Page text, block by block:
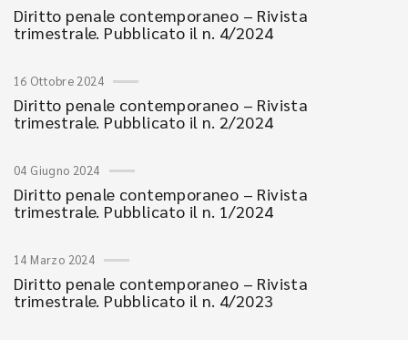
Diritto penale contemporaneo – Rivista
trimestrale. Pubblicato il n. 4/2024
16 Ottobre 2024
Diritto penale contemporaneo – Rivista
trimestrale. Pubblicato il n. 2/2024
04 Giugno 2024
Diritto penale contemporaneo – Rivista
trimestrale. Pubblicato il n. 1/2024
14 Marzo 2024
Diritto penale contemporaneo – Rivista
trimestrale. Pubblicato il n. 4/2023